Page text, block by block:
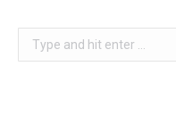
Search: